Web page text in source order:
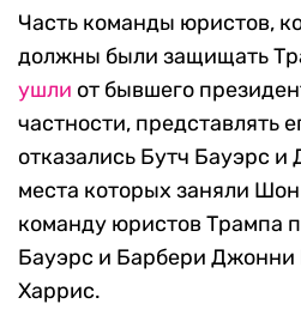
Часть команды юристов,
должны были защищать
ушли от бывшего
частности, представлять
отказались Бутч Бауэрс
места которых заняли
команду юристов Трампа
Бауэрс и Барбери Джонни
Харрис.